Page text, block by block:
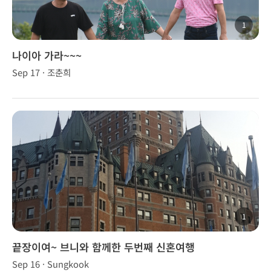
1
나이아 가라~~~
Sep 17 · 조춘희
1
끝장이여~ 브니와 함께한 두번째 신혼여행
Sep 16 · Sungkook